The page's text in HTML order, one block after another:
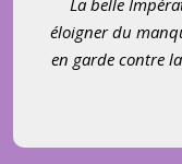
La belle
éloigner du
en garde contre